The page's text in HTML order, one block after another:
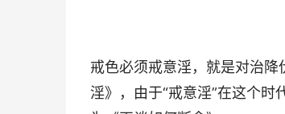
戒色必须戒意淫，就是对治
淫》，由于“戒意淫”在这个